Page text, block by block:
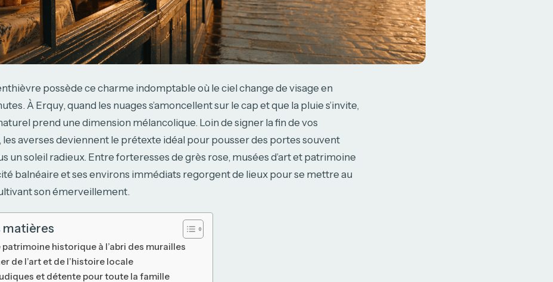
possède ce charme indomptable où le ciel change de visage en
À Erquy, quand les nuages s’amoncellent sur le cap et que la pluie s’invite,
prend une dimension mélancolique. Loin de signer la fin de vos
averses deviennent le prétexte idéal pour pousser des portes souvent
un soleil radieux. Entre forteresses de grès rose, musées d’art et patrimoine
balnéaire et ses environs immédiats regorgent de lieux pour se mettre au
son émerveillement.
matières
patrimoine historique à l’abri des murailles
de l’art et de l’histoire locale
et détente pour toute la famille